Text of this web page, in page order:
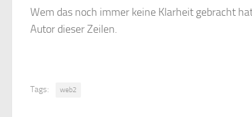
Wem das noch immer keine Klarheit gebracht
Autor dieser Zeilen.
Tags: web2